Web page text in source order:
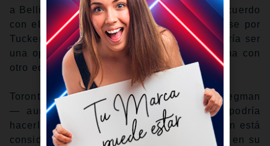
a Bellinger, pero si no logran concretar un acuerdo
con el jugador de 30 años, podrían inclinarse por
Tucker. Hablando de Bellinger, también podría ser
una opción para los Azulejos si Tucker firma con
otro equipo.
Toronto también ha estado vinculado con Bregman
— aunque la incorporación de Okamoto podría
hacerlo un destino menos lógico — y Boston está
considerando a Bichette junto con Bregman en su